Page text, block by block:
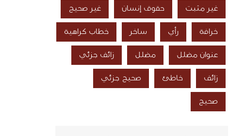
غير مثبت حقوق إنسان غير صحيح
خرافة رأي ساخر خطاب كراهية
عنوان مضلل مضلل زائف جزئي
زائف خاطئ صحيح جزئي
صحيح